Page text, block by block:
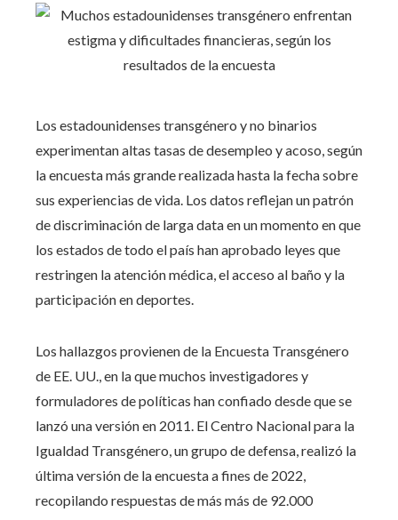
Los estadounidenses transgénero y no binarios
experimentan altas tasas de desempleo y acoso, según
la encuesta más grande realizada hasta la fecha sobre
sus experiencias de vida. Los datos reflejan un patrón
de discriminación de larga data en un momento en que
los estados de todo el país han aprobado leyes que
restringen la atención médica, el acceso al baño y la
participación en deportes.
Los hallazgos provienen de la Encuesta Transgénero
de EE. UU., en la que muchos investigadores y
formuladores de políticas han confiado desde que se
lanzó una versión en 2011. El Centro Nacional para la
Igualdad Transgénero, un grupo de defensa, realizó la
última versión de la encuesta a fines de 2022,
recopilando respuestas de más más de 92.000